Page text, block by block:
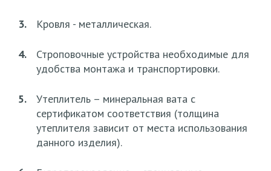
3. Кровля - металлическая.
4.
Строповочные устройства необходимые для
удобства монтажа и транспортировки.
5.
Утеплитель – минеральная вата с
сертификатом соответствия (толщина
утеплителя зависит от места использования
данного изделия).